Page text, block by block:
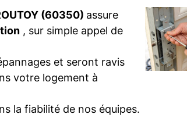
(60350) assure
, sur simple appel de
et seront ravis
votre logement à
la fiabilité de nos équipes.